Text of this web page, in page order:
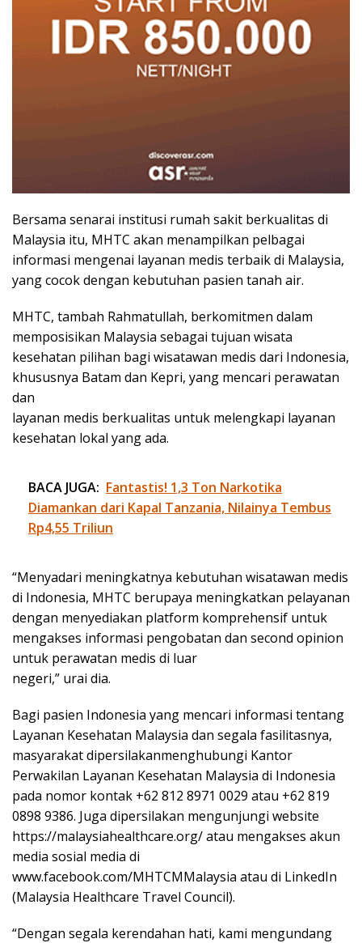
Bersama senarai institusi rumah sakit berkualitas di
Malaysia itu, MHTC akan menampilkan pelbagai
informasi mengenai layanan medis terbaik di Malaysia,
yang cocok dengan kebutuhan pasien tanah air.
MHTC, tambah Rahmatullah, berkomitmen dalam
memposisikan Malaysia sebagai tujuan wisata
kesehatan pilihan bagi wisatawan medis dari Indonesia,
khususnya Batam dan Kepri, yang mencari perawatan
dan
layanan medis berkualitas untuk melengkapi layanan
kesehatan lokal yang ada.
BACA JUGA: Fantastis! 1,3 Ton Narkotika
Diamankan dari Kapal Tanzania, Nilainya Tembus
Rp4,55 Triliun
“Menyadari meningkatnya kebutuhan wisatawan medis
di Indonesia, MHTC berupaya meningkatkan pelayanan
dengan menyediakan platform komprehensif untuk
mengakses informasi pengobatan dan second opinion
untuk perawatan medis di luar
negeri,” urai dia.
Bagi pasien Indonesia yang mencari informasi tentang
Layanan Kesehatan Malaysia dan segala fasilitasnya,
masyarakat dipersilakanmenghubungi Kantor
Perwakilan Layanan Kesehatan Malaysia di Indonesia
pada nomor kontak +62 812 8971 0029 atau +62 819
0898 9386. Juga dipersilakan mengunjungi website
https://malaysiahealthcare.org/ atau mengakses akun
media sosial media di
www.facebook.com/MHTCMMalaysia atau di LinkedIn
(Malaysia Healthcare Travel Council).
“Dengan segala kerendahan hati, kami mengundang